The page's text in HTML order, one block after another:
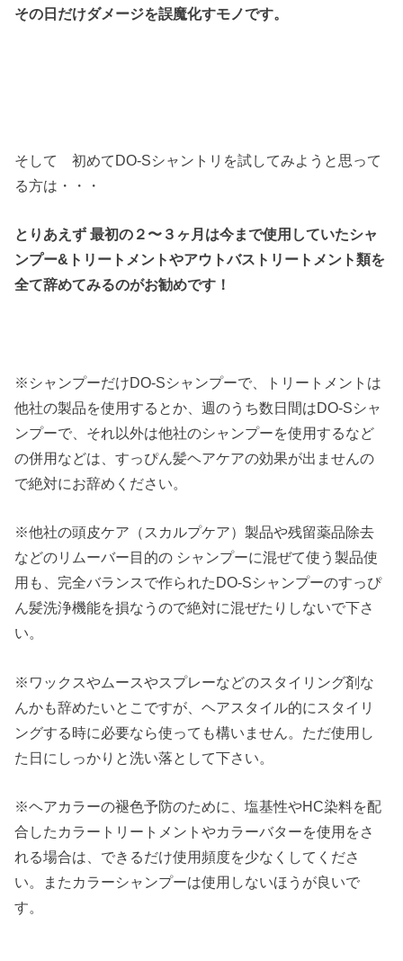
その日だけダメージを誤魔化すモノです。
そして 初めてDO-Sシャントリを試してみようと思って
る方は・・・
とりあえず 最初の２〜３ヶ月は今まで使用していたシャ
ンプー&トリートメントやアウトバストリートメント類を
全て辞めてみるのがお勧めです！
※シャンプーだけDO-Sシャンプーで、トリートメントは
他社の製品を使用するとか、週のうち数日間はDO-Sシャ
ンプーで、それ以外は他社のシャンプーを使用するなど
の併用などは、すっぴん髪ヘアケアの効果が出ませんの
で絶対にお辞めください。
※他社の頭皮ケア（スカルプケア）製品や残留薬品除去
などのリムーバー目的の シャンプーに混ぜて使う製品使
用も、完全バランスで作られたDO-Sシャンプーのすっぴ
ん髪洗浄機能を損なうので絶対に混ぜたりしないで下さ
い。
※ワックスやムースやスプレーなどのスタイリング剤な
んかも辞めたいとこですが、ヘアスタイル的にスタイリ
ングする時に必要なら使っても構いません。ただ使用し
た日にしっかりと洗い落として下さい。
※ヘアカラーの褪色予防のために、塩基性やHC染料を配
合したカラートリートメントやカラーバターを使用をさ
れる場合は、できるだけ使用頻度を少なくしてくださ
い。またカラーシャンプーは使用しないほうが良いで
す。